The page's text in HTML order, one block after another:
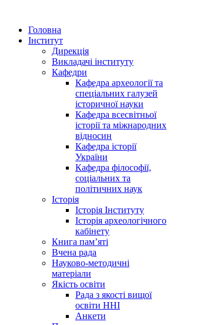
Головна
Інститут
Дирекція
Викладачі інституту
Кафедри
Кафедра археології та
спеціальних галузей
історичної науки
Кафедра всесвітньої
історії та міжнародних
відносин
Кафедра історії
України
Кафедра філософії,
соціальних та
політичних наук
Історія
Історія Інституту
Історія археологічного
кабінету
Книга памʼяті
Вчена рада
Науково-методичні
матеріали
Якість освіти
Рада з якості вищої
освіти ННІ
Анкети